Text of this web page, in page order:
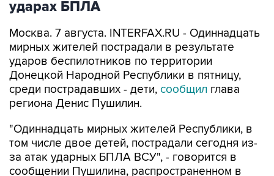
Москва. 7 августа. INTERFAX.RU - Одиннадцать
ударов беспилотников по территории
Донецкой Народной Республики в пятницу,
среди пострадавших - дети,сообщилглава
региона Денис Пушилин.
"Одиннадцать мирных жителей Республики, в
за атак ударных БПЛА ВСУ", - говорится в
сообщении Пушилина, распространенном в
пятницу его пресс-службой.